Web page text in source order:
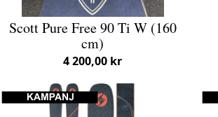
Scott Pure Free 90 Ti W (160
cm)
4 200,00 kr